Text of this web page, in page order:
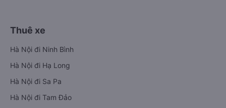
Thuê xe
Hà Nội đi Ninh Bình
Hà Nội đi Hạ Long
Hà Nội đi Sa Pa
Hà Nội đi Tam Đảo